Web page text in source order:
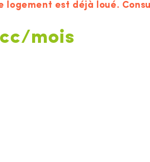
logement est déjà loué.
mois